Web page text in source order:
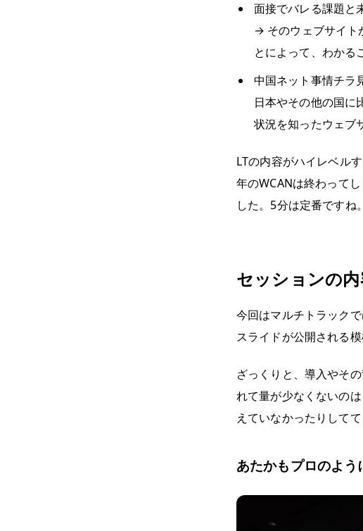
面接でバレる課題と
→ そのウェブサイト
とによって、わかる
中国ネット事情チラ
日本やその他の国に
状況を知ったウェブ
LTの内容がハイレベル
年のWCANは終わって
した。5分は定番ですね。
セッションの
今回はマルチトラック
スライドが公開される
ざっくりと、導入やそ
れて量が少なくないの
えていなかったりして
あたかもプロのよ